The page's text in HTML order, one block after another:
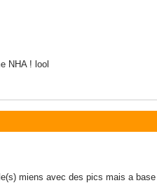
NHA ! lool
miens avec des pics mais a